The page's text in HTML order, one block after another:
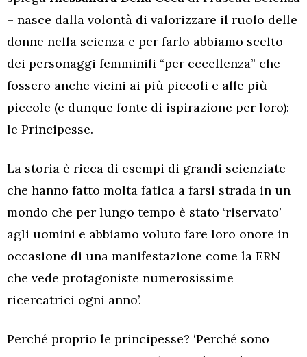
– nasce dalla volontà di valorizzare il ruolo delle
donne nella scienza e per farlo abbiamo scelto
dei personaggi femminili “per eccellenza” che
fossero anche vicini ai più piccoli e alle più
piccole (e dunque fonte di ispirazione per loro):
le Principesse.
La storia è ricca di esempi di grandi scienziate
che hanno fatto molta fatica a farsi strada in un
mondo che per lungo tempo è stato ‘riservato’
agli uomini e abbiamo voluto fare loro onore in
occasione di una manifestazione come la ERN
che vede protagoniste numerosissime
ricercatrici ogni anno’.
Perché proprio le principesse? ‘Perché sono